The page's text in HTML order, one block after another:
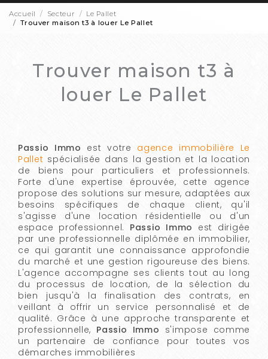
Accueil Secteur
Le Pallet
Trouver maison t3 à louer Le Pallet
Trouver maison t3 à
louer Le Pallet
Passio Immo est votre agence immobilière Le
Pallet spécialisée dans la gestion et la location
de biens pour particuliers et professionnels.
Forte d'une expertise éprouvée, cette agence
propose des solutions sur mesure, adaptées aux
besoins spécifiques de chaque client, qu'il
s'agisse d'une location résidentielle ou d'un
espace professionnel. Passio Immo est dirigée
par une professionnelle diplômée en immobilier,
ce qui garantit une connaissance approfondie
du marché et une gestion rigoureuse des biens.
L'agence accompagne ses clients tout au long
du processus de location, de la sélection du
bien jusqu'à la finalisation des contrats, en
veillant à offrir un service personnalisé et de
qualité. Grâce à une approche transparente et
professionnelle, Passio Immo s'impose comme
un partenaire de confiance pour toutes vos
démarches immobilières